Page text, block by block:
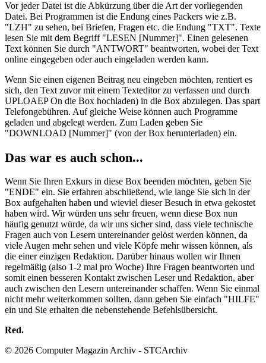
Vor jeder Datei ist die Abkürzung über die Art der vorliegenden
Datei. Bei Programmen ist die Endung eines Packers wie z.B.
"LZH" zu sehen, bei Briefen, Fragen etc. die Endung "TXT". Texte
lesen Sie mit dem Begriff "LESEN [Nummer]". Einen gelesenen
Text können Sie durch "ANTWORT" beantworten, wobei der Text
online eingegeben oder auch eingeladen werden kann.
Wenn Sie einen eigenen Beitrag neu eingeben möchten, rentiert es
sich, den Text zuvor mit einem Texteditor zu verfassen und durch
UPLOAEP On die Box hochladen) in die Box abzulegen. Das spart
Telefongebühren. Auf gleiche Weise können auch Programme
geladen und abgelegt werden. Zum Laden geben Sie
"DOWNLOAD [Nummer]" (von der Box herunterladen) ein.
Das war es auch schon...
Wenn Sie Ihren Exkurs in diese Box beenden möchten, geben Sie
"ENDE" ein. Sie erfahren abschließend, wie lange Sie sich in der
Box aufgehalten haben und wieviel dieser Besuch in etwa gekostet
haben wird. Wir würden uns sehr freuen, wenn diese Box nun
häufig genutzt würde, da wir uns sicher sind, dass viele technische
Fragen auch von Lesern untereinander gelöst werden können, da
viele Augen mehr sehen und viele Köpfe mehr wissen können, als
die einer einzigen Redaktion. Darüber hinaus wollen wir Ihnen
regelmäßig (also 1-2 mal pro Woche) Ihre Fragen beantworten und
somit einen besseren Kontakt zwischen Leser und Redaktion, aber
auch zwischen den Lesern untereinander schaffen. Wenn Sie einmal
nicht mehr weiterkommen sollten, dann geben Sie einfach "HILFE"
ein und Sie erhalten die nebenstehende Befehlsübersicht.
Red.
© 2026 Computer Magazin Archiv - STCArchiv